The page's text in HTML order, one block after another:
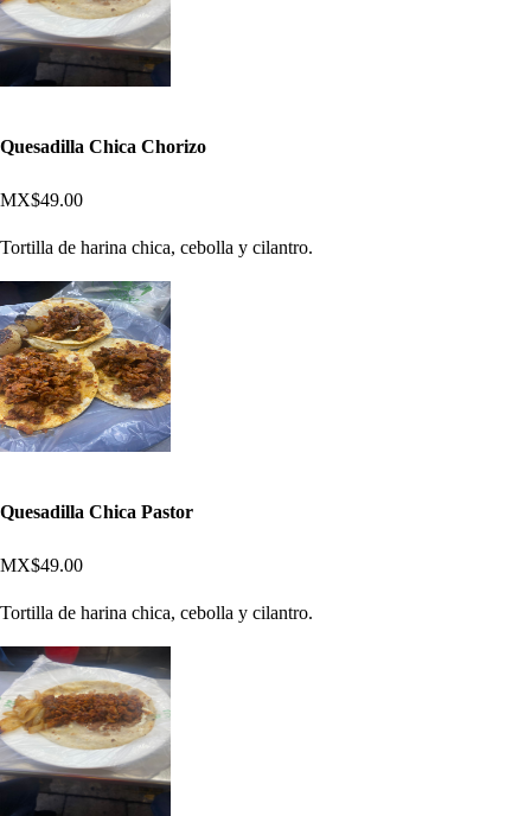
Quesadilla Chica Chorizo
MX$49.00
Tortilla de harina chica, cebolla y cilantro.
Quesadilla Chica Pastor
MX$49.00
Tortilla de harina chica, cebolla y cilantro.